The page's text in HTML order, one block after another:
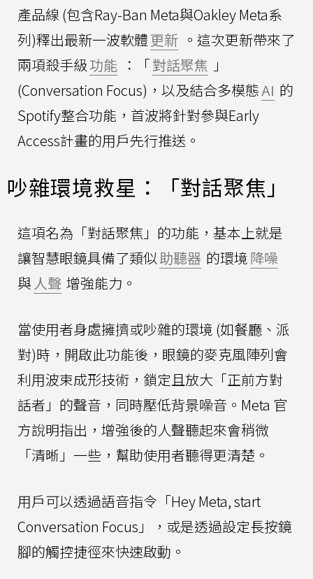
產品線 (包含Ray-Ban Meta與Oakley Meta系
列)釋出最新一波軟體更新 。這次更新帶來了
兩項殺手級功能 ：「對話聚焦 」
(Conversation Focus)，以及結合多模態AI 的
Spotify整合功能，首波將針對參與Early
Access計畫的用戶先行推送。
吵雜環境救星：「對話聚焦」
這項名為「對話聚焦」的功能，基本上就是
讓智慧眼鏡具備了類似助聽器 的環境降噪
與 人聲 增強能力。
當使用者身處擁擠或吵雜的環境 (如餐廳、派
對)時，開啟此功能後，眼鏡的麥克風陣列會
利用波束成形技術，鎖定且放大「正前方對
話者」的聲音，同時壓低背景噪音。Meta 官
方說明指出，增強後的人聲聽起來會稍微
「清晰」一些，幫助使用者聽得更清楚。
用戶可以透過語音指令「Hey Meta, start
Conversation Focus」，或是透過設定長按鏡
腳的觸控捷徑來快速啟動。